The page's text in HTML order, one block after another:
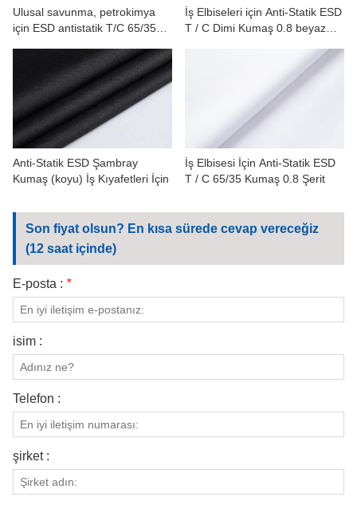
Ulusal savunma, petrokimya
için ESD antistatik T/C 65/35
İş Elbiseleri için Anti-Statik ESD
T / C Dimi Kumaş 0.8 beyaz
Anti-Statik ESD Şambray
Kumaş (koyu) İş Kıyafetleri İçin
İş Elbisesi İçin Anti-Statik ESD
T / C 65/35 Kumaş 0.8 Şerit
Son fiyat olsun? En kısa sürede cevap vereceğiz
(12 saat içinde)
E-posta : *
isim :
Telefon :
şirket :